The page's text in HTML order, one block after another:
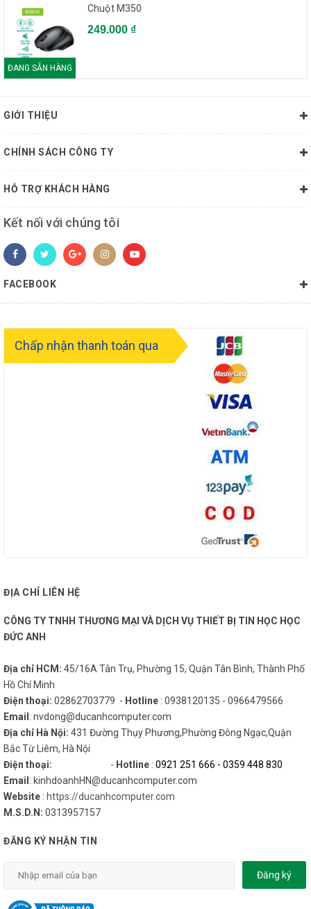
ĐANG SẴN HÀNG
Chuột M350
249.000 ₫
GIỚI THIỆU
CHÍNH SÁCH CÔNG TY
HỖ TRỢ KHÁCH HÀNG
Kết nối với chúng tôi
FACEBOOK
Chấp nhận thanh toán qua
ĐỊA CHỈ LIÊN HỆ
CÔNG TY TNHH THƯƠNG MẠI VÀ DỊCH VỤ THIẾT BỊ TIN HỌC HỌC
ĐỨC ANH
Địa chỉ HCM: 45/16A Tân Trụ, Phường 15, Quận Tân Bình, Thành Phố
Hồ Chí Minh
Điện thoại: 02862703779 - Hotline : 0938120135 - 0966479566
Email : nvdong@ducanhcomputer.com
Địa chỉ Hà Nội: 431 Đường Thụy Phương,Phường Đông Ngạc,Quận
Bắc Từ Liêm, Hà Nội
Điện thoại: - Hotline : 0921 251 666 - 0359 448 830
Email : kinhdoanhHN@ducanhcomputer.com
Website : https://ducanhcomputer.com
M.S.D.N: 0313957157
ĐĂNG KÝ NHẬN TIN
Đăng ký